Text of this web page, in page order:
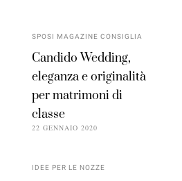
SPOSI MAGAZINE CONSIGLIA
Candido Wedding,
eleganza e originalità
per matrimoni di
classe
22 GENNAIO 2020
IDEE PER LE NOZZE